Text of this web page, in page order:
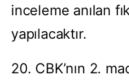
inceleme anılan
yapılacaktır.
20. CBK’nın 2.